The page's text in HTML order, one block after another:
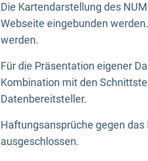
Die Kartendarstellung des
Webseite eingebunden
werden.
Für die Präsentation eigener
Kombination mit den
Datenbereitsteller.
Haftungsansprüche gegen
ausgeschlossen.